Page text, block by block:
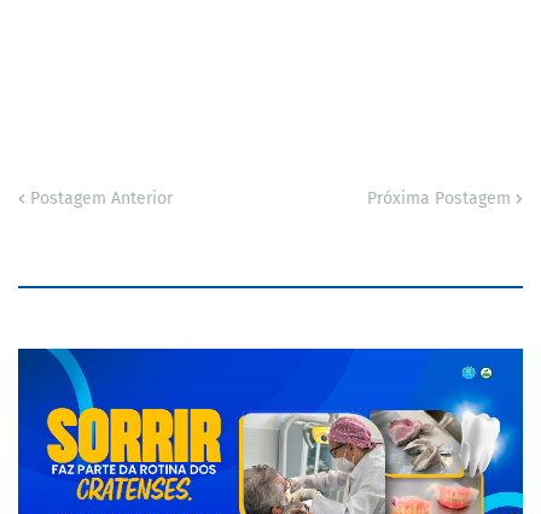
Postagem Anterior Próxima Postagem